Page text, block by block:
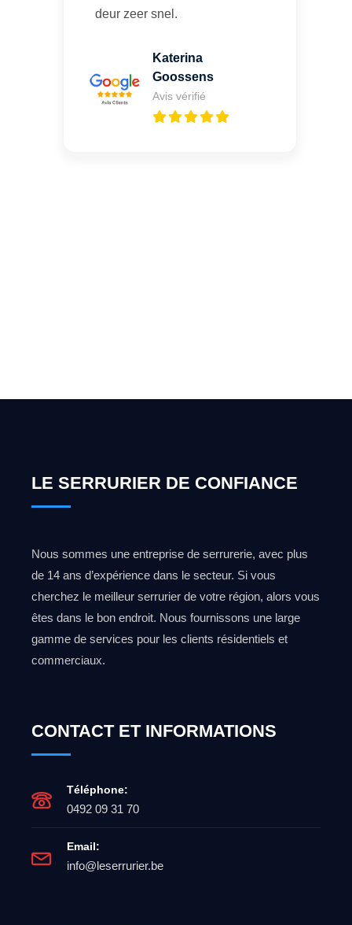
deur zeer snel.
Katerina
Goossens
Avis vérifié
LE SERRURIER DE CONFIANCE
Nous sommes une entreprise de serrurerie, avec plus
de 14 ans d’expérience dans le secteur. Si vous
cherchez le meilleur serrurier de votre région, alors vous
êtes dans le bon endroit. Nous fournissons une large
gamme de services pour les clients résidentiels et
commerciaux.
CONTACT ET INFORMATIONS
Téléphone:
0492 09 31 70
Email:
info@leserrurier.be